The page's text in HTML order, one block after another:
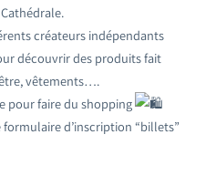
créateurs indépendants
découvrir des produits fait
vêtements….
pour faire du shopping
d’inscription “billets”